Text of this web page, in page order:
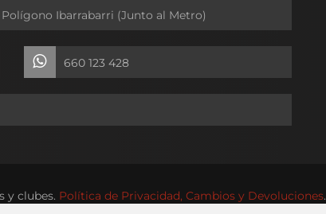
Ibarrabarri (Junto al Metro)
660 123 428
y clubes. Política de Privacidad, Cambios y Devoluciones.